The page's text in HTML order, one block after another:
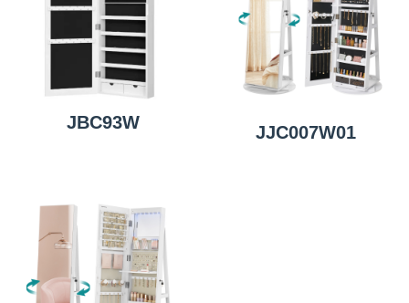
JBC93W JJC007W01